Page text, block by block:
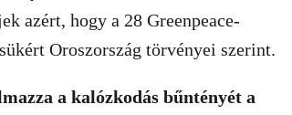
azért, hogy a 28 Greenpeace-
Oroszország törvényei szerint.
a kalózkodás bűntényét a